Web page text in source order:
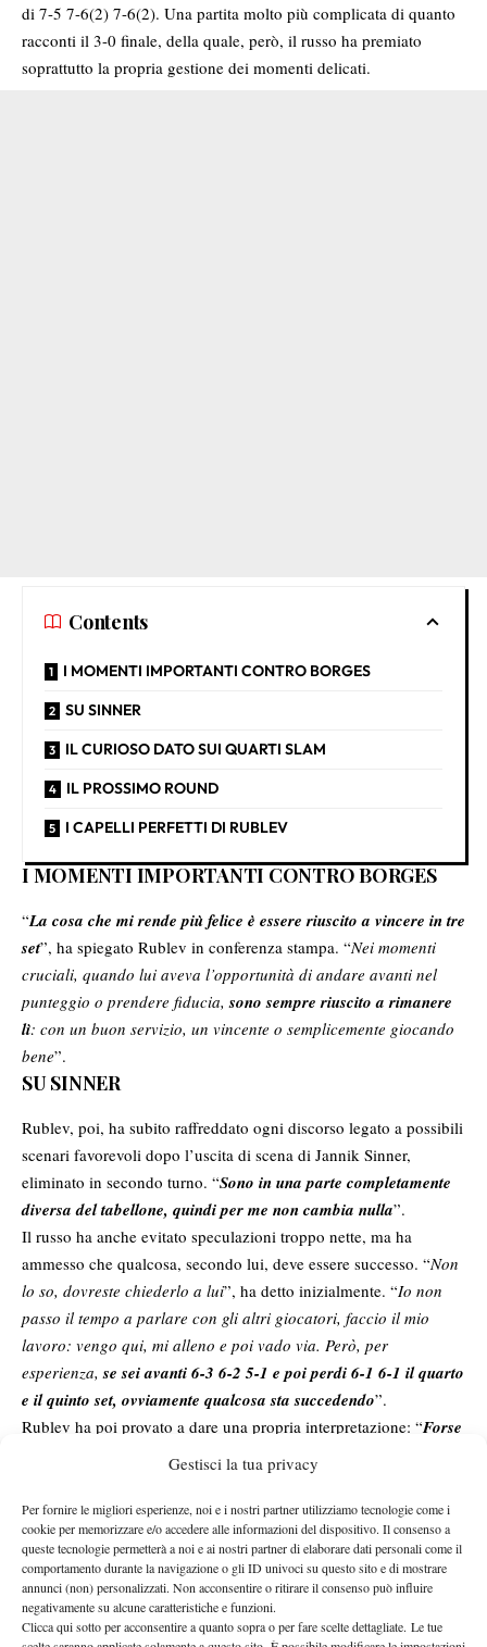
Gestisci la tua privacy
Per fornire le migliori esperienze, noi e i nostri partner utilizziamo tecnologie come i
cookie per memorizzare e/o accedere alle informazioni del dispositivo. Il consenso a
queste tecnologie permetterà a noi e ai nostri partner di elaborare dati personali come il
comportamento durante la navigazione o gli ID univoci su questo sito e di mostrare
annunci (non) personalizzati. Non acconsentire o ritirare il consenso può influire
negativamente su alcune caratteristiche e funzioni.
Clicca qui sotto per acconsentire a quanto sopra o per fare scelte dettagliate. Le tue
di 7-5 7-6(2) 7-6(2). Una partita molto più complicata di quanto
racconti il 3-0 finale, della quale, però, il russo ha premiato
soprattutto la propria gestione dei momenti delicati.
Contents
I MOMENTI IMPORTANTI CONTRO BORGES
SU SINNER
IL CURIOSO DATO SUI QUARTI SLAM
IL PROSSIMO ROUND
I CAPELLI PERFETTI DI RUBLEV
I MOMENTI IMPORTANTI CONTRO BORGES
“La cosa che mi rende più felice è essere riuscito a vincere in tre
set”, ha spiegato Rublev in conferenza stampa. “Nei momenti
cruciali, quando lui aveva l’opportunità di andare avanti nel
punteggio o prendere fiducia,sono sempre riuscito a rimanere
lì: con un buon servizio, un vincente o semplicemente giocando
bene”.
SU SINNER
Rublev, poi, ha subito raffreddato ogni discorso legato a possibili
scenari favorevoli dopo l’uscita di scena di Jannik Sinner,
eliminato in secondo turno. “Sono in una parte completamente
diversa del tabellone, quindi per me non cambia nulla”.
Il russo ha anche evitato speculazioni troppo nette, ma ha
ammesso che qualcosa, secondo lui, deve essere successo. “Non
lo so, dovreste chiederlo a lui”, ha detto inizialmente. “Io non
passo il tempo a parlare con gli altri giocatori, faccio il mio
lavoro: vengo qui, mi alleno e poi vado via. Però, per
esperienza,se sei avanti 6-3 6-2 5-1 e poi perdi 6-1 6-1 il quarto
e il quinto set, ovviamente qualcosa sta succedendo”.
Rublev ha poi provato a dare una propria interpretazione: “Forse
aveva un piccolo problema fisico.
Magari sul 5-1 lo sentiva
si è rilassato, ha commesso un errore semplice e il
problema è peggiorato.Ho visto alcuni video e non sembrava
muoversi bene. Ma sono solo supposizioni. Spero soprattutto
che stia bene e che possa giocare i prossimi tornei”.
IL CURIOSO DATO SUI QUARTI SLAM
Rublev è tornato anche sul tema dei quarti di finale Slam,